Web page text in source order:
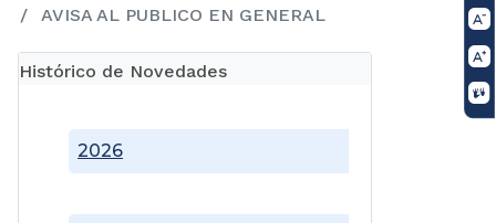
AVISA AL PUBLICO EN GENERAL
Histórico de Novedades
2026